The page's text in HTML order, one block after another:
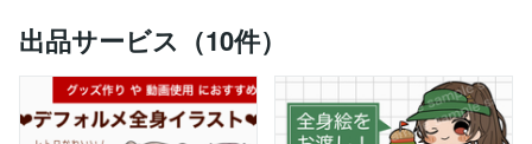
出品サービス（10件）